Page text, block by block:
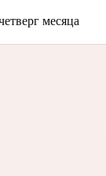
месяца